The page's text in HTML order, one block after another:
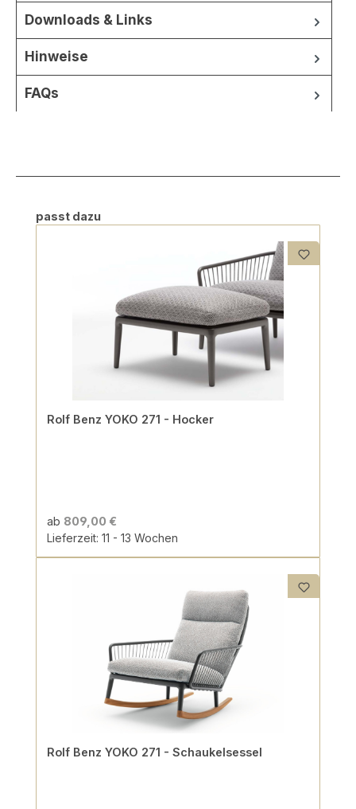
Downloads & Links
Hinweise
FAQs
Produktgalerie überspringen
passt dazu
Rolf Benz YOKO 271 - Hocker
ab 809,00 €
Lieferzeit: 11 - 13 Wochen
Rolf Benz YOKO 271 - Schaukelsessel